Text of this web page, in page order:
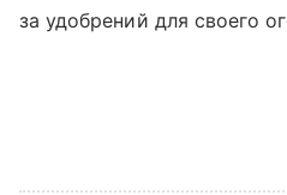
за удобрений для своего